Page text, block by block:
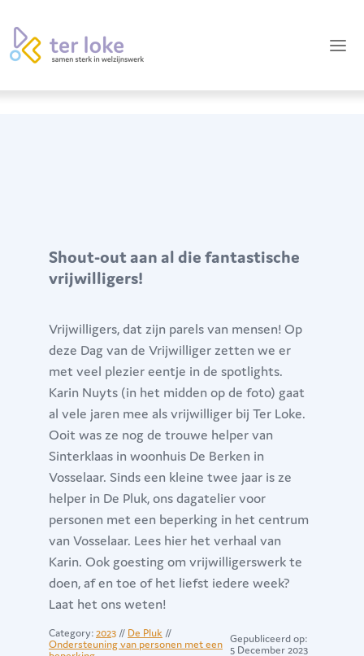
Shout-out aan al die fantastische
vrijwilligers!
Vrijwilligers, dat zijn parels van mensen! Op
deze Dag van de Vrijwilliger zetten we er
met veel plezier eentje in de spotlights.
Karin Nuyts (in het midden op de foto) gaat
al vele jaren mee als vrijwilliger bij Ter Loke.
Ooit was ze nog de trouwe helper van
Sinterklaas in woonhuis De Berken in
Vosselaar. Sinds een kleine twee jaar is ze
helper in De Pluk, ons dagatelier voor
personen met een beperking in het centrum
van Vosselaar. Lees hier het verhaal van
Karin. Ook goesting om vrijwilligerswerk te
doen, af en toe of het liefst iedere week?
Laat het ons weten!
Category:2023 // De Pluk //
Ondersteuning van personen met een Gepubliceerd op:
5 December 2023